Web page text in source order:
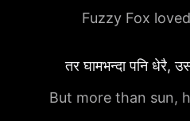
Fuzzy Fox
तर घामभन्दा पनि धेरै,
But more than sun,